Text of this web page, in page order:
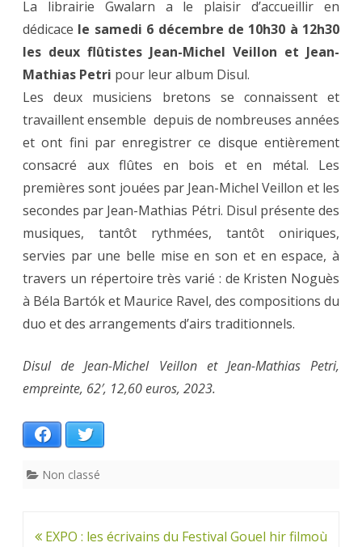
La librairie Gwalarn a le plaisir d’accueillir en
dédicace le samedi 6 décembre de 10h30 à 12h30
les deux flûtistes Jean-Michel Veillon et Jean-
Mathias Petri pour leur album Disul.
Les deux musiciens bretons se connaissent et
travaillent ensemble depuis de nombreuses années
et ont fini par enregistrer ce disque entièrement
consacré aux flûtes en bois et en métal. Les
premières sont jouées par Jean-Michel Veillon et les
secondes par Jean-Mathias Pétri. Disul présente des
musiques, tantôt rythmées, tantôt oniriques,
servies par une belle mise en son et en espace, à
travers un répertoire très varié : de Kristen Noguès
à Béla Bartók et Maurice Ravel, des compositions du
duo et des arrangements d’airs traditionnels.
Disul de Jean-Michel Veillon et Jean-Mathias Petri,
empreinte, 62′, 12,60 euros, 2023.
Facebook
Non classé
Navigation
EXPO : les écrivains du Festival Gouel hir filmoù